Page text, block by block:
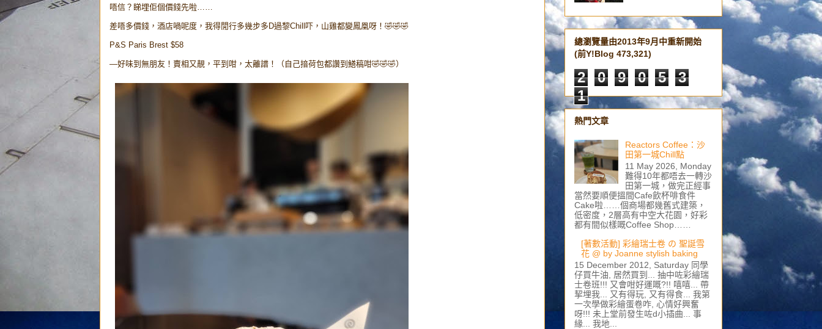
唔信？睇埋佢個價錢先啦……
差唔多價錢，酒店喎呢度，我得閒行多幾步多D過黎Chill吓，山雞都變鳳凰呀！🤣🤣🤣
P&S Paris Brest $58
—好味到無朋友！賣相又靚，平到咁，太離譜！（自己揞荷包都讚到鱔稿咁🤣🤣🤣）
總瀏覽量由2013年9月中重新開始
(前Y!Blog 473,321)
2 0 9 0 5
3
1
熱門文章
Reactors Coffee：沙
田第一城Chill點
11 May 2026, Monday
難得10年都唔去一轉沙
田第一城，做完正經事
當然要順便搵間Cafe飲杯啡食件
Cake啦……個商場都幾舊式建築，
低密度，2層高有中空大花園，好彩
都有間似樣嘅Coffee Shop……
[著數活動] 彩繪瑞士卷 の 聖誕雪
花 @ by Joanne stylish baking
15 December 2012, Saturday 同學
仔買牛油, 居然買到... 抽中咗彩繪瑞
士卷班!!! 又會咁好運嘅?!! 嘻嘻... 帶
挈埋我... 又有得玩, 又有得食... 我第
一次學做彩繪蛋卷咋, 心情好興奮
呀!!! 未上堂前發生咗d小插曲... 事
緣... 我地...